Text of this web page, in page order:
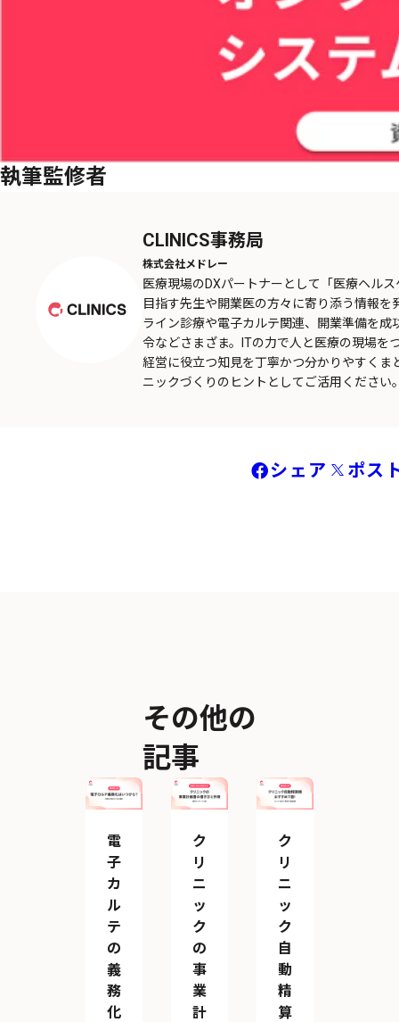
執筆監修者
CLINICS事務局
株式会社メドレー
医療現場のDXパートナーとして「医療ヘル
目指す先生や開業医の方々に寄り添う情報
ライン診療や電子カルテ関連、開業準備を
令などさまざま。ITの力で人と医療の現場を
経営に役立つ知見を丁寧かつ分かりやすくま
ニックづくりのヒントとしてご活用ください
シェア ポス
その他の
記事
電
子
カ
ル
テ
の
義
務
化
ク
リ
ニ
ッ
ク
の
事
業
計
ク
リ
ニ
ッ
ク
自
動
精
算